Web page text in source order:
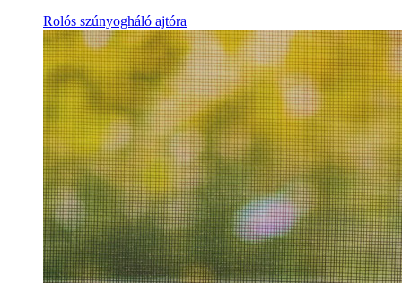
Rolós szúnyogháló ajtóra